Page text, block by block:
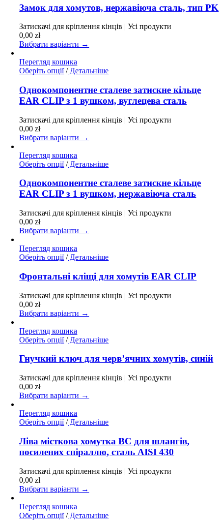
має
кілька
варіантів.
Параметри
можна
вибрати
на
сторінці
товару
Замок для хомутов, нержавіюча сталь, тип PK
Затискачі для кріплення кінців | Усі продукти
0,00zł
Вибрати варіанти →
Перегляд кошика
Оберіть опції Цей
має
кілька
варіантів.
можна
на
товару
/Детальніше
Однокомпонентне сталеве затискне кільце
EAR CLIP з 1 вушком, вуглецева сталь
Затискачі для кріплення кінців | Усі продукти
0,00zł
Вибрати варіанти →
Перегляд кошика
Оберіть опції Цей
має
кілька
варіантів.
можна
на
товару
/Детальніше
Однокомпонентне сталеве затискне кільце
EAR CLIP з 1 вушком, нержавіюча сталь
Затискачі для кріплення кінців | Усі продукти
0,00zł
Вибрати варіанти →
Перегляд кошика
Оберіть опції Цей
має
кілька
варіантів.
Параметри
вибрати
сторінці
товару
/Детальніше
Фронтальні кліщі для хомутів EAR CLIP
Затискачі для кріплення кінців | Усі продукти
0,00zł
Вибрати варіанти →
Перегляд кошика
Оберіть опції Цей
має
кілька
варіантів.
Параметри
можна
вибрати
на
сторінці
товару
/Детальніше
Гнучкий ключ для черв’ячних хомутів, синій
Затискачі для кріплення кінців | Усі продукти
0,00zł
Вибрати варіанти →
Перегляд кошика
Оберіть опції Цей
має
кілька
варіантів.
можна
на
товару
/Детальніше
Ліва місткова хомутка BC для шлангів,
посилених спіраллю, сталь AISI 430
Затискачі для кріплення кінців | Усі продукти
0,00zł
Вибрати варіанти →
Перегляд кошика
Оберіть опції Цей
/Детальніше